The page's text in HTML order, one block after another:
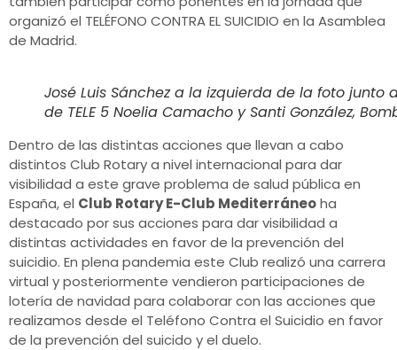
organizó el TELÉFONO CONTRA EL SUICIDIO en la Asamblea
de Madrid.
José Luis Sánchez a la izquierda de la foto
de TELE 5 Noelia Camacho y Santi González,
Dentro de las distintas acciones que llevan a cabo
distintos Club Rotary a nivel internacional para dar
visibilidad a este grave problema de salud pública en
España, el Club Rotary E-Club Mediterráneoha
destacado por sus acciones para dar visibilidad a
distintas actividades en favor de la prevención del
suicidio. En plena pandemia este Club realizó una carrera
virtual y posteriormente vendieron participaciones de
lotería de navidad para colaborar con las acciones que
realizamos desde el Teléfono Contra el Suicidio en favor
de la prevención del suicido y el duelo.